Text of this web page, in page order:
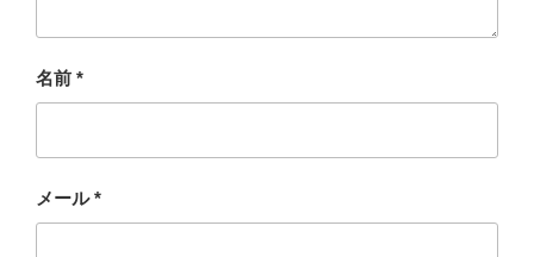
名前 *
メール*